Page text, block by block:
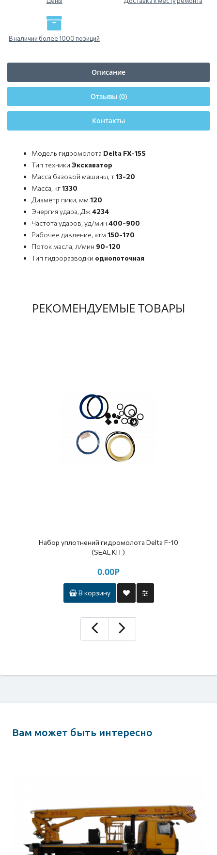
В наличии более 1000 позиций
Описание
Отзывы (0)
Контакты
Модель гидромолота Delta FX-15S
Тип техники Экскаватор
Масса базовой машины, т13-20
Масса, кг1330
Диаметр пики, мм 120
Энергия удара, Дж 4234
Частота ударов, уд/мин 400-900
Рабочее давление, атм 150-170
Поток масла, л/мин 90-120
Тип гидроразводки однопоточная
РЕКОМЕНДУЕМЫЕ ТОВАРЫ
Набор уплотнений гидромолота Delta F-10
(SEAL KIT)
0.00Р
В корзину
Вам может быть интересно